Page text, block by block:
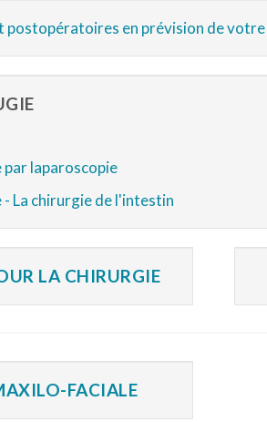
postopératoires en prévision de votre
laparoscopie
La chirurgie de l'intestin
LA CHIRURGIE
FACIALE